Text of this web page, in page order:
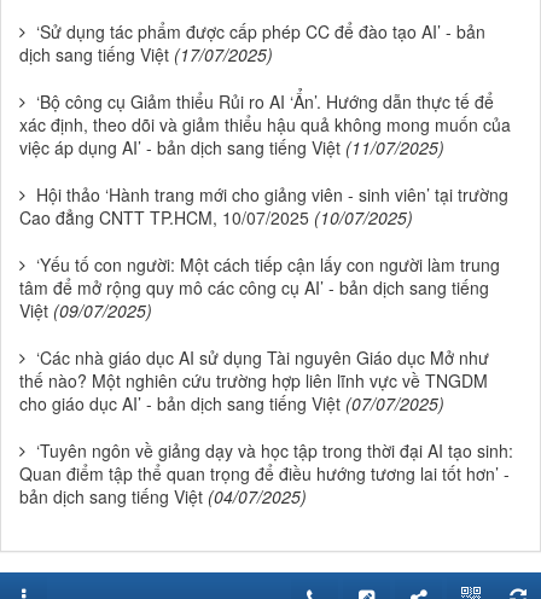
‘Sử dụng tác phẩm được cấp phép CC để đào tạo AI’ - bản
dịch sang tiếng Việt (17/07/2025)
‘Bộ công cụ Giảm thiểu Rủi ro AI ‘Ẩn’. Hướng dẫn thực tế để
xác định, theo dõi và giảm thiểu hậu quả không mong muốn của
việc áp dụng AI’ - bản dịch sang tiếng Việt (11/07/2025)
Hội thảo ‘Hành trang mới cho giảng viên - sinh viên’ tại trường
Cao đẳng CNTT TP.HCM, 10/07/2025 (10/07/2025)
‘Yếu tố con người: Một cách tiếp cận lấy con người làm trung
tâm để mở rộng quy mô các công cụ AI’ - bản dịch sang tiếng
Việt (09/07/2025)
‘Các nhà giáo dục AI sử dụng Tài nguyên Giáo dục Mở như
thế nào? Một nghiên cứu trường hợp liên lĩnh vực về TNGDM
cho giáo dục AI’ - bản dịch sang tiếng Việt (07/07/2025)
‘Tuyên ngôn về giảng dạy và học tập trong thời đại AI tạo sinh:
Quan điểm tập thể quan trọng để điều hướng tương lai tốt hơn’ -
bản dịch sang tiếng Việt (04/07/2025)